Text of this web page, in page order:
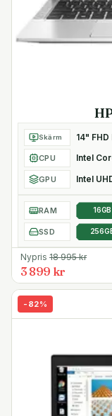
Skärm 14" FHD
CPU Intel
GPU Intel
RAM 16GB
SSD
Nypris 18 995kr
3 899 kr
- 82%